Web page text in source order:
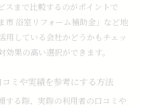
スまで比較するのがポイントで
市 浴室リフォーム補助金」など地
用している会社かどうかもチェッ
効果の高い選択ができます。
ミや実績を参考にする方法
する際、実際の利用者の口コミや